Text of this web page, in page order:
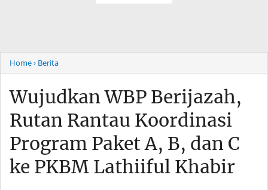
Home› Berita
Wujudkan WBP Berijazah,
Rutan Rantau Koordinasi
Program Paket A, B, dan C
ke PKBM Lathiiful Khabir